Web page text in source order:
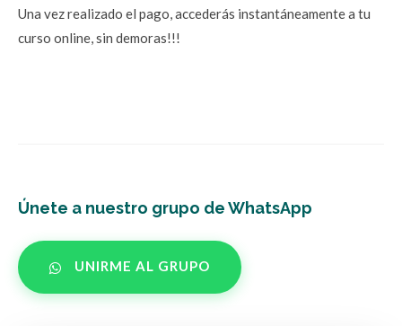
Una vez realizado el pago, accederás instantáneamente a tu
curso online, sin demoras!!!
Únete a nuestro grupo de WhatsApp
UNIRME AL GRUPO